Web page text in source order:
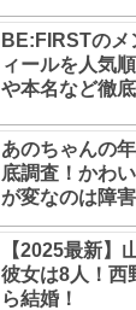
BE:FIRSTのメ
ィールを人気
や本名など徹底
あのちゃんの
底調査！かわ
が変なのは障
【2025最新】
彼女は8人！西
ら結婚！